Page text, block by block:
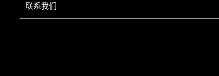
联系我们
3651089